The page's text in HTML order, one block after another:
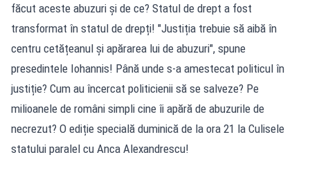
făcut aceste abuzuri și de ce? Statul de drept a fost
transformat în statul de drepți! "Justiția trebuie să aibă în
centru cetățeanul și apărarea lui de abuzuri", spune
presedintele Iohannis! Până unde s-a amestecat politicul în
justiție? Cum au încercat politicienii să se salveze? Pe
milioanele de români simpli cine îi apără de abuzurile de
necrezut? O ediție specială duminică de la ora 21 la Culisele
statului paralel cu Anca Alexandrescu!